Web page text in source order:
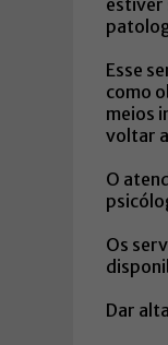
estiver
Esse
como
meios
voltar
O
Os
Dar